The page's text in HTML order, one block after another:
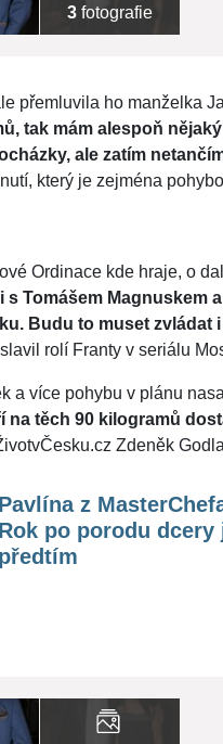
3 fotografie
přemluvila ho manželka
tak mám alespoň
ale zatím
který je zejména
Ordinace kde hraje, o
Tomášem Magnuskem
Budu to muset zvládat
rolí Franty v seriálu
a více pohybu v plánu
na těch 90 kilogramů
Zdeněk
Pavlína z
Rok po porodu
předtím